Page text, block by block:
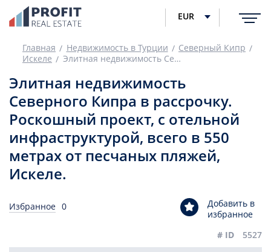
EUR
Главная Недвижимость в Турции
Северный Кипр
Искеле
Элитная недвижимость Северного Кипра в рассрочку. Роскошный проект, с отельной инфраструктурой, всего в 550 метрах от песчаных пляжей, Искеле.
Элитная недвижимость
Северного Кипра в рассрочку.
Роскошный проект, с отельной
инфраструктурой, всего в 550
метрах от песчаных пляжей,
Искеле.
Избранное 0
Добавить в
избранное
# ID
5527